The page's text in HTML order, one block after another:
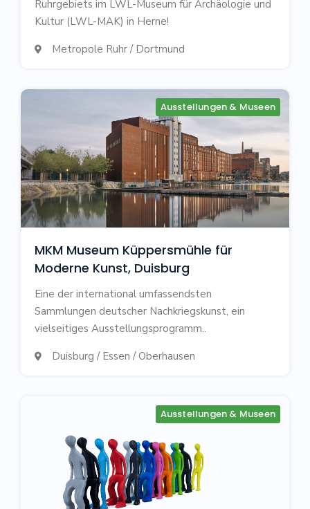
Ruhrgebiets im LWL-Museum für Archäologie und
Kultur (LWL-MAK) in Herne!
 Metropole Ruhr / Dortmund
Ausstellungen & Museen
MKM Museum Küppersmühle für
Moderne Kunst, Duisburg
Eine der international umfassendsten
Sammlungen deutscher Nachkriegskunst, ein
vielseitiges Ausstellungsprogramm..
 Duisburg / Essen / Oberhausen
Ausstellungen & Museen